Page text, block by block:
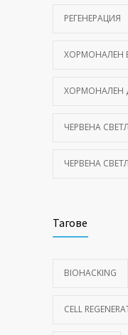
РЕГЕНЕРАЦИЯ
ХОРМОНАЛЕН
ХОРМОНАЛЕН
ЧЕРВЕНА
ЧЕРВЕНА
Тагове
BIOHACKING
CELL